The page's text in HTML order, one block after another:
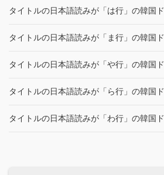
タイトルの日本語読みが「は行」の韓国
タイトルの日本語読みが「ま行」の韓国
タイトルの日本語読みが「や行」の韓国
タイトルの日本語読みが「ら行」の韓国
タイトルの日本語読みが「わ行」の韓国